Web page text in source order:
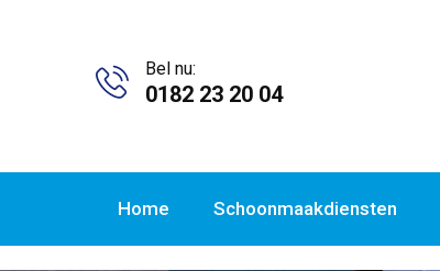
Bel nu:
0182 23 20 04
Home Schoonmaakdiensten